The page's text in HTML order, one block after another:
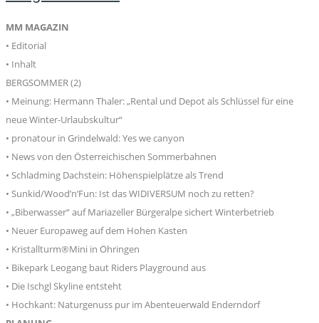
MM MAGAZIN
• Editorial
• Inhalt
BERGSOMMER (2)
• Meinung: Hermann Thaler: „Rental und Depot als Schlüssel für eine
neue Winter-Urlaubskultur“
• pronatour in Grindelwald: Yes we canyon
• News von den Österreichischen Sommerbahnen
• Schladming Dachstein: Höhenspielplätze als Trend
• Sunkid/Wood’n’Fun: Ist das WIDIVERSUM noch zu retten?
• „Biberwasser“ auf Mariazeller Bürgeralpe sichert Winterbetrieb
• Neuer Europaweg auf dem Hohen Kasten
• Kristallturm®Mini in Öhringen
• Bikepark Leogang baut Riders Playground aus
• Die Ischgl Skyline entsteht
• Hochkant: Naturgenuss pur im Abenteuerwald Enderndorf